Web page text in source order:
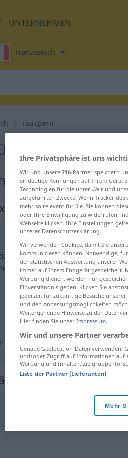
UNTERNEHMEN
Französisch
räuspern
für
Übersetzung
Verb
anklicken/antippen)
Ihre Privatsphäre ist uns
Wir und unsere 716-Partner speichern
eindeutige Kennungen auf Ihrem Gerät
Technologien für die unter „Wir und
aufgeführten Zwecke. Wenn Tracker
mehr so relevant für Sie. Sie können
oder Ihre Einwilligung zu widerrufen,
Webseite klicken. Ihre Einstellungen
unserer Datenschutzerklärung.
Wir verwenden Cookies, damit Sie
kommunizieren können. Notwendige,
der statistischen Auswertung unserer
immer auf Ihrem Endgerät gespeichert.
Werbung dienen, werden nur
Einverständnis geben. Klicken Sie
jederzeit für zukünftige Besuche
und den Anpassungsmöglichkeiten
Weitergehende Hinweise zu der
Hier finden Sie unser Impressum.
Wir und unsere Partner
Genaue Geolocation-Daten verwenden.
und/oder Zugriff auf Informationen auf
Werbung und Inhalten,
Liste der Partner (Lieferanten)
Mehr